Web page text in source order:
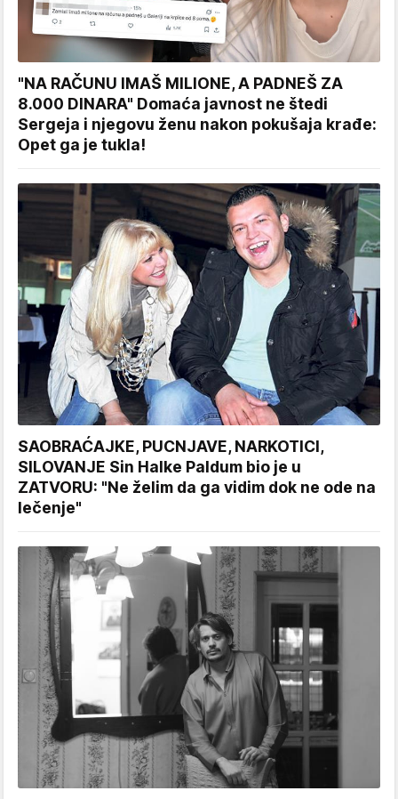
"NA RAČUNU IMAŠ MILIONE, A PADNEŠ ZA
8.000 DINARA" Domaća javnost ne štedi
Sergeja i njegovu ženu nakon pokušaja krađe:
Opet ga je tukla!
SAOBRAĆAJKE, PUCNJAVE, NARKOTICI,
SILOVANJE Sin Halke Paldum bio je u
ZATVORU: "Ne želim da ga vidim dok ne ode na
lečenje"